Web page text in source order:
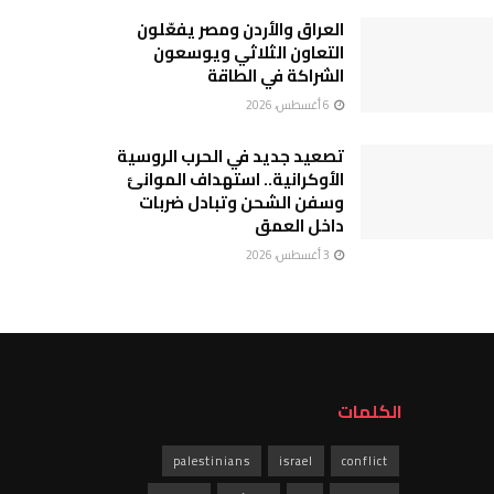
العراق والأردن ومصر يفعّلون
التعاون الثلاثي ويوسعون
الشراكة في الطاقة
تصعيد جديد في الحرب الروسية
الأوكرانية.. استهداف الموانئ
وسفن الشحن وتبادل ضربات
داخل العمق
الكلمات
conflict
israel
palestinians